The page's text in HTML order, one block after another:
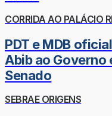
CORRIDA AO PALÁCIO
PDT e MDB
Abib ao Governo
Senado
SEBRAE ORIGENS